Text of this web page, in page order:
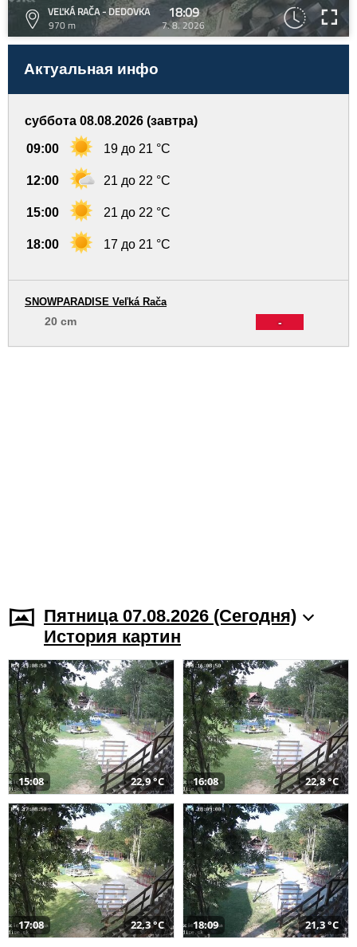
VEĽKÁ RAČA - DEDOVKA
970 m
18:09
7. 8. 2026
Актуальная инфо
суббота 08.08.2026 (завтра)
09:00 19 до 21 °C
12:00 21 до 22 °C
15:00 21 до 22 °C
18:00 17 до 21 °C
-
SNOWPARADISE Veľká Rača
20 cm
Пятница 07.08.2026 (Cегодня)
История картин
15:08 22,9 °C 16:08 22,8 °C
17:08 22,3 °C 18:09 21,3 °C